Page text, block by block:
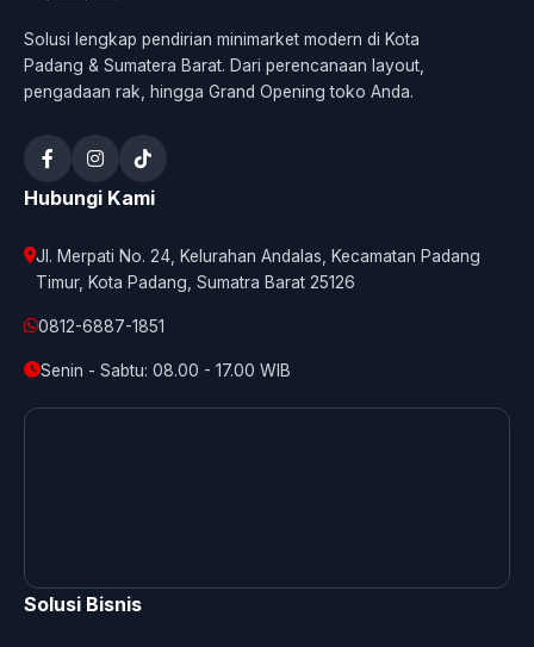
Solusi lengkap pendirian minimarket modern di Kota
Padang & Sumatera Barat. Dari perencanaan layout,
pengadaan rak, hingga Grand Opening toko Anda.
Hubungi Kami
Jl. Merpati No. 24, Kelurahan Andalas, Kecamatan Padang
Timur, Kota Padang, Sumatra Barat 25126
0812-6887-1851
Senin - Sabtu: 08.00 - 17.00 WIB
Solusi Bisnis